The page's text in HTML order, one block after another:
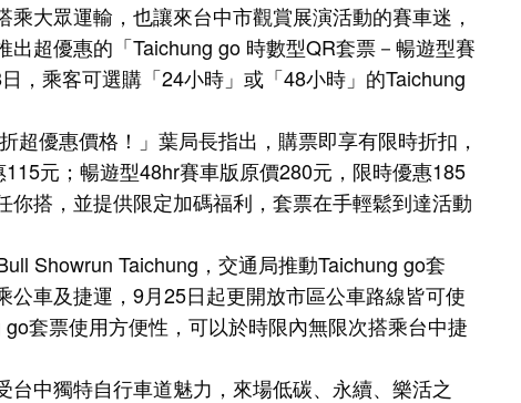
乘大眾運輸，也讓來台中市觀賞展演活動的賽車迷，
超優惠的「Taichung go 時數型QR套票－暢遊型賽
，乘客可選購「24小時」或「48小時」的Taichung
超優惠價格！」葉局長指出，購票即享有限時折扣，
元；暢遊型48hr賽車版原價280元，限時優惠185
搭，並提供限定加碼福利，套票在手輕鬆到達活動
Showrun Taichung，交通局推動Taichung go套
車及捷運，9月25日起更開放市區公車路線皆可使
套票使用方便性，可以於時限內無限次搭乘台中捷
中獨特自行車道魅力，來場低碳、永續、樂活之